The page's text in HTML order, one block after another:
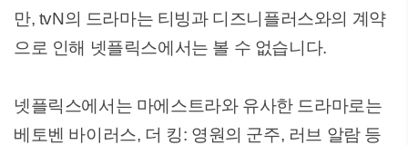
만, tvN의 드라마는 티빙과 디즈니플러스와의 계약
으로 인해 넷플릭스에서는 볼 수 없습니다.
넷플릭스에서는 마에스트라와 유사한 드라마로는
베토벤 바이러스, 더 킹: 영원의 군주, 러브 알람 등